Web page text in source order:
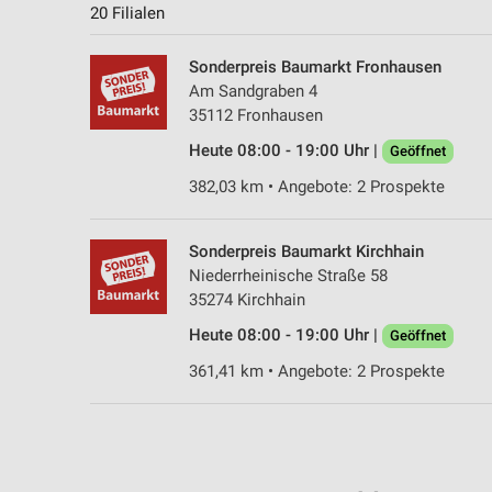
20 Filialen
Sonderpreis Baumarkt Fronhausen
Am Sandgraben 4
35112 Fronhausen
Heute 08:00 - 19:00 Uhr |
Geöffnet
382,03 km • Angebote: 2 Prospekte
Sonderpreis Baumarkt Kirchhain
Niederrheinische Straße 58
35274 Kirchhain
Heute 08:00 - 19:00 Uhr |
Geöffnet
361,41 km • Angebote: 2 Prospekte